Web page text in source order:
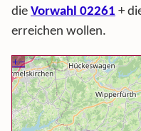
die Vorwahl 02261 +
erreichen wollen.